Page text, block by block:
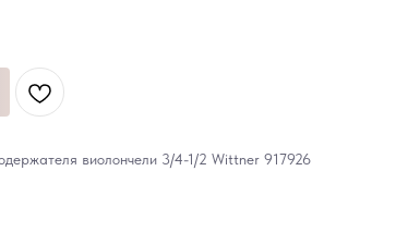
виолончели 3/4-1/2 Wittner 917926